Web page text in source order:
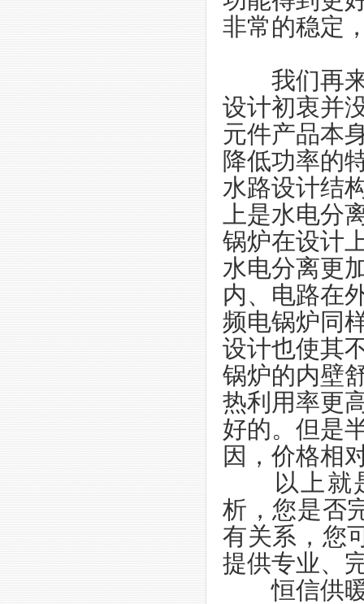
非常的稳定
我们再来
设计初衷并
元件产品本
降低功率的
水路设计结
上是水电分
锅炉在设计
水电分离更
内、电路在
频电锅炉同
设计也使其
锅炉的内壁
热利用率更
好的。但是
因，价格相
以上就是
析，您是否
有关系，您
提供专业、
恒信供暖